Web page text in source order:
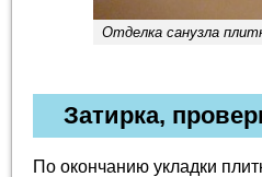
Отделка санузла
Затирка,
По окончанию укладки